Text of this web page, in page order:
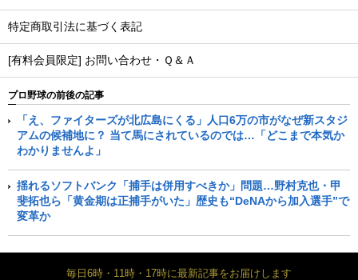
特定商取引法に基づく表記
[有料会員限定] お問い合わせ・Ｑ＆Ａ
プロ野球の前後の記事
「え、ファイターズが北広島にくる」人口6万の市がなぜ新スタジ
アムの候補地に？ 当て馬にされているのでは…「どこまで本気か
わかりませんよ」
揺れるソフトバンク「捕手は併用すべきか」問題…野村克也・甲
斐拓也ら「黄金期は正捕手がいた」歴史も“DeNAから加入選手”で
変革か
毎日6時・11時・17時に最新記事をお届けします